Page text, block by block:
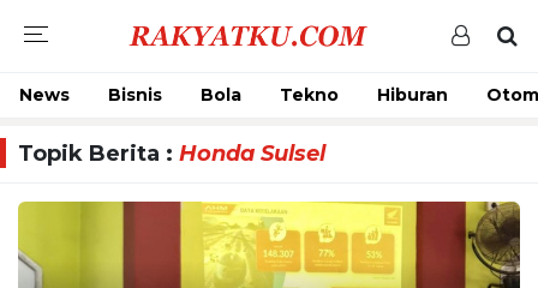
News Bisnis Bola Tekno Hiburan
Topik Berita : Honda Sulsel